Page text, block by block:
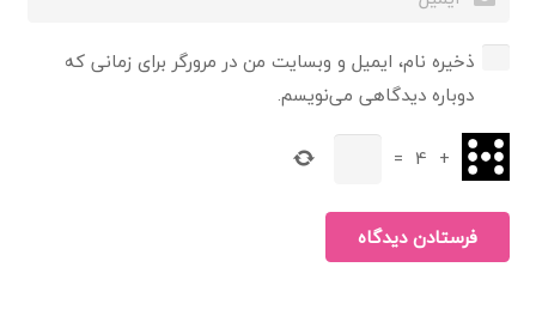
ذخیره نام، ایمیل و وبسایت من در مرورگر برای زمانی که
دوباره دیدگاهی می‌نویسم.
+
4
=
فرستادن دیدگاه